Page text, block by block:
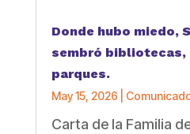
Donde hubo miedo,
sembró bibliotecas,
parques.
May 15, 2026
Carta de la Familia